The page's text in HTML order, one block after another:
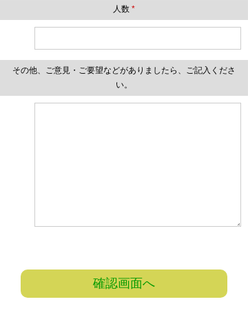
人数 *
その他、ご意見・ご要望などがありましたら、ご記入くださ
い。
確認画面へ